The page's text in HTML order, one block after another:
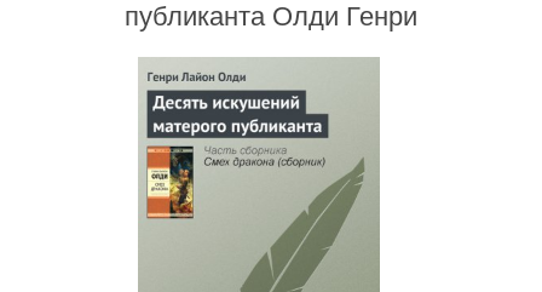
публиканта Олди Генри